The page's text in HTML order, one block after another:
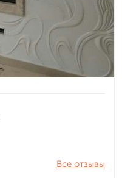
Все отзывы